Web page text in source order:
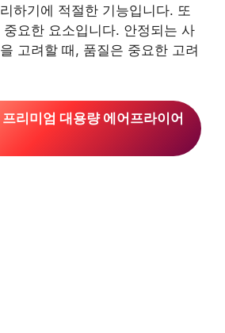
하기에 적절한 기능입니다. 또
요한 요소입니다. 안정되는 사
고려할 때, 품질은 중요한 고려
리미엄 대용량 에어프라이어